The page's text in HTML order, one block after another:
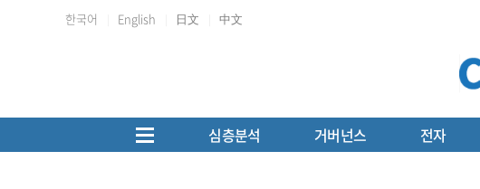
한국어 English 日文 中文
심층분석 거버넌스 전자